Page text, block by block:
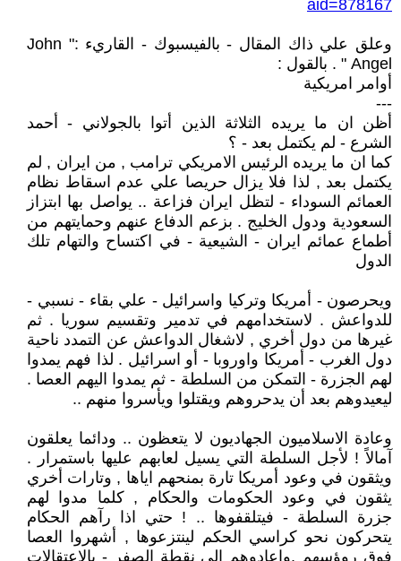
aid=878167
وعلق علي ذاك المقال - بالفيسبوك - القاريء :" John
Angel " . بالقول :
أوامر امريكية
---
أظن ان ما يريده الثلاثة الذين أتوا بالجولاني - أحمد
الشرع - لم يكتمل بعد - ؟
كما ان ما يريده الرئيس الامريكي ترامب , من ايران , لم
يكتمل بعد , لذا فلا يزال حريصا علي عدم اسقاط نظام
العمائم السوداء - لتظل ايران فزاعة .. يواصل بها ابتزاز
السعودية ودول الخليج . بزعم الدفاع عنهم وحمايتهم من
أطماع عمائم ايران - الشيعية - في اكتساح والتهام تلك
الدول
ويحرصون - أمريكا وتركيا واسرائيل - علي بقاء - نسبي -
للدواعش . لاستخدامهم في تدمير وتقسيم سوريا . ثم
غيرها من دول أخري , لاشغال الدواعش عن التمدد ناحية
دول الغرب - أمريكا واوروبا - أو اسرائيل . لذا فهم يمدوا
لهم الجزرة - التمكن من السلطة - ثم يمدوا اليهم العصا .
ليعيدوهم بعد أن يدحروهم ويقتلوا ويأسروا منهم ..
وعادة الاسلاميون الجهاديون لا يتعظون .. ودائما يعلقون
آمالاً ! لأجل السلطة التي يسيل لعابهم عليها باستمرار .
ويثقون في وعود أمريكا تارة بمنحهم اياها , وتارات أخري
يثقون في وعود الحكومات والحكام , كلما مدوا لهم
جزرة السلطة - فيتلقفوها .. ! حتي اذا رآهم الحكام
يتحركون نحو كراسي الحكم لينتزعوها , أشهروا العصا
فوق روؤسهم ,واعادوهم الي نقطة الصفر - بالاعتقالات